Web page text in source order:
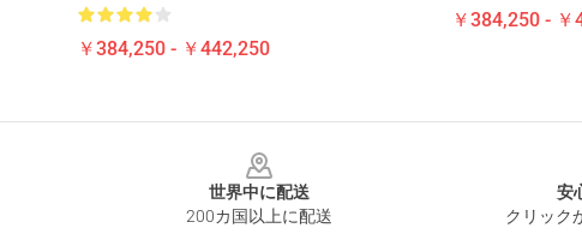
￥384,250 - ￥442,250
￥384,250 -
世界中に配送
200カ国以上に配送
安
クリック